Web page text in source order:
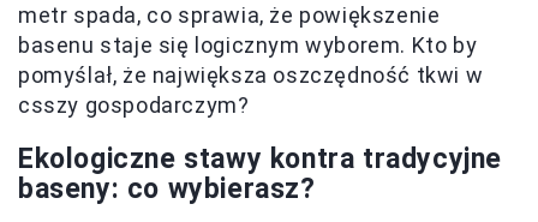
metr spada, co sprawia, że powiększenie
basenu staje się logicznym wyborem. Kto by
pomyślał, że największa oszczędność tkwi w
csszy gospodarczym?
Ekologiczne stawy kontra tradycyjne
baseny: co wybierasz?